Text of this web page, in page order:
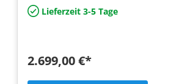
Lieferzeit 3-5 Tage
2.699,00 €*